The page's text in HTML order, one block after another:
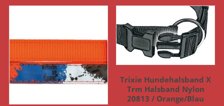
Trixie Hundehalsband X
Trm Halsband Nylon
20813 / Orange/Blau